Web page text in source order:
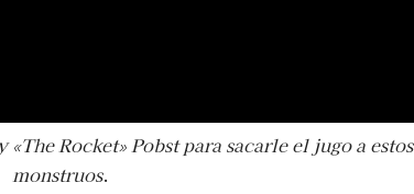
«The Rocket» Pobst para sacarle el jugo a estos
monstruos.